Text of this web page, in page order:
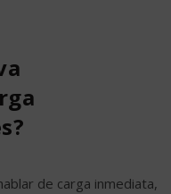
de carga inmediata,